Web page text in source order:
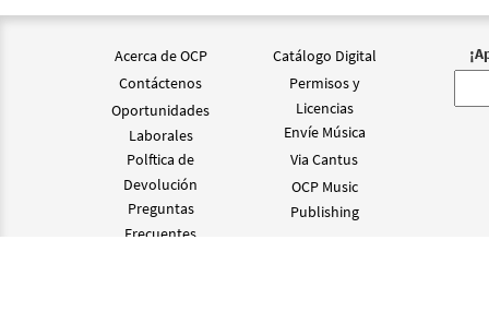
Acerca de OCP
Contáctenos
Oportunidades
Laborales
Polftica de
Devolución
Preguntas
Frecuentes
Catálogo Digital
Permisos y
Licencias
Envíe Música
Via Cantus
OCP Music
Publishing